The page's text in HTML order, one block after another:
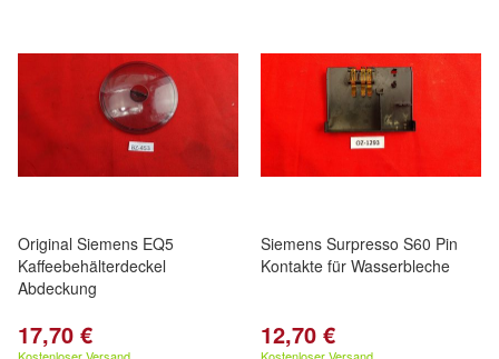
Original Siemens EQ5
Kaffeebehälterdeckel
Abdeckung
17,70 €
Siemens Surpresso S60 Pin
Kontakte für Wasserbleche
12,70 €